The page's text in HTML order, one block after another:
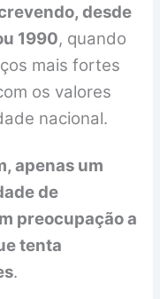
desde
1990, quando
mais fortes
os valores
nacional.
apenas um
de
preocupação a
tenta
.